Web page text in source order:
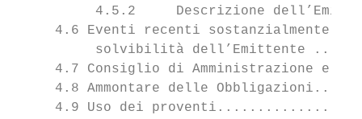
4.5.2     Descrizione
4.6 Eventi recenti sostanzialmente
solvibilità dell’Emittente
4.7 Consiglio di Amministrazione e
4.8 Ammontare delle
4.9 Uso dei